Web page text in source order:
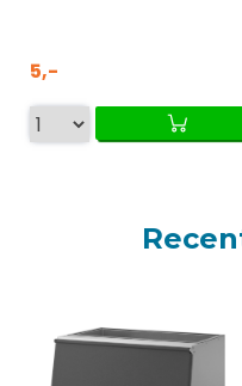
5,-